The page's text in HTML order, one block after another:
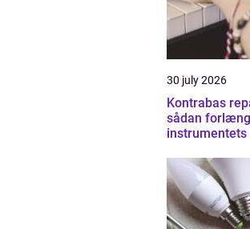
30 july 2026
Kontrabas
sådan
instrumentets